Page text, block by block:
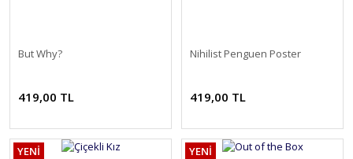
But Why?
419,00 TL
Nihilist Penguen Poster
419,00 TL
YENİ YENİ